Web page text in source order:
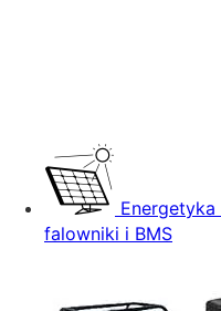
Energetyka
falowniki i BMS